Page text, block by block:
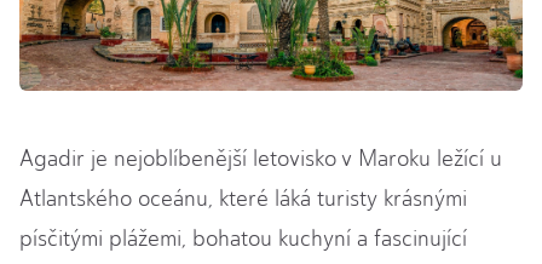
Agadir je nejoblíbenější letovisko v Maroku ležící u
Atlantského oceánu, které láká turisty krásnými
písčitými plážemi, bohatou kuchyní a fascinující